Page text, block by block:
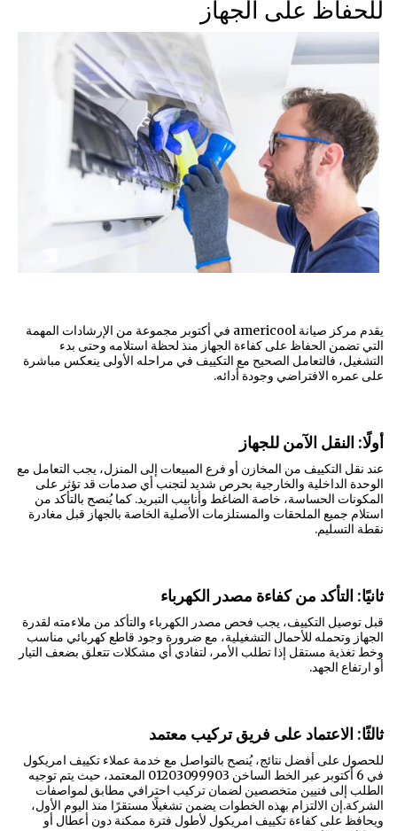
للحفاظ على الجهاز
يقدم مركز صيانة americool في أكتوبر مجموعة من الإرشادات المهمة
التي تضمن الحفاظ على كفاءة الجهاز منذ لحظة استلامه وحتى بدء
التشغيل، فالتعامل الصحيح مع التكييف في مراحله الأولى ينعكس مباشرة
على عمره الافتراضي وجودة أدائه.
أولًا: النقل الآمن للجهاز
عند نقل التكييف من المخازن أو فرع المبيعات إلى المنزل، يجب التعامل مع
الوحدة الداخلية والخارجية بحرص شديد لتجنب أي صدمات قد تؤثر على
المكونات الحساسة، خاصة الضاغط وأنابيب التبريد. كما يُنصح بالتأكد من
استلام جميع الملحقات والمستلزمات الأصلية الخاصة بالجهاز قبل مغادرة
نقطة التسليم.
ثانيًا: التأكد من كفاءة مصدر الكهرباء
قبل توصيل التكييف، يجب فحص مصدر الكهرباء والتأكد من ملاءمته لقدرة
الجهاز وتحمله للأحمال التشغيلية، مع ضرورة وجود قاطع كهربائي مناسب
وخط تغذية مستقل إذا تطلب الأمر، لتفادي أي مشكلات تتعلق بضعف التيار
أو ارتفاع الجهد.
ثالثًا: الاعتماد على فريق تركيب معتمد
للحصول على أفضل نتائج، يُنصح بالتواصل مع خدمة عملاء تكييف امريكول
في 6 أكتوبر عبر الخط الساخن 01203099903 المعتمد، حيث يتم توجيه
الطلب إلى فنيين متخصصين لضمان تركيب احترافي مطابق لمواصفات
الشركة.إن الالتزام بهذه الخطوات يضمن تشغيلًا مستقرًا منذ اليوم الأول،
ويحافظ على كفاءة تكييف امريكول لأطول فترة ممكنة دون أعطال أو